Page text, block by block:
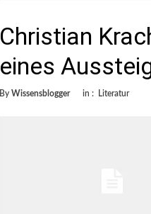
Christian
eines
By Wissensblogger in : Literatur